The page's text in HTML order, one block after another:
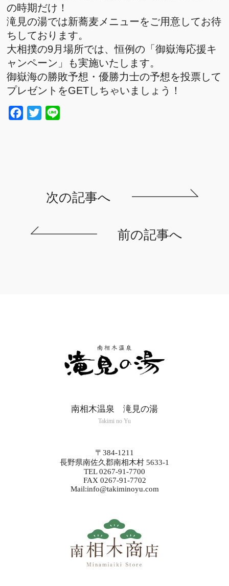
の時期だけ！
滝見の湯では新蕎麦メニューをご用意してお待
ちしております。
大相撲の9月場所では、恒例の「御嶽海応援キ
ャンペーン」も実施いたします。
御嶽海の勝敗予想・優勝力士の予想を投票して
プレゼントをGETしちゃいましょう！
Facebook
Twitter
次の記事へ
前の記事へ
南相木温泉 滝見の湯
Takimi no Yu
〒384-1211
長野県南佐久郡南相木村 5633-1
TEL 0267-91-7700
FAX 0267-91-7702
Mail:info@takiminoyu.com